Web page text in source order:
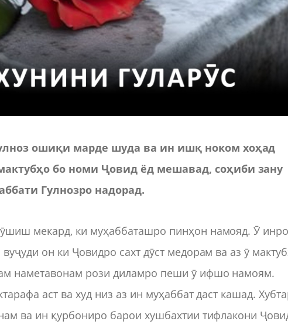
ошиқи марде шуда ва ин ишқ ноком хоҳад
бо номи Ҷовид ёд мешавад, соҳиби зану
Гулнозро надорад.
мекард, ки муҳаббаташро пинҳон намояд. Ӯ инро
он ки Ҷовидро сахт дӯст медорам ва аз ӯ
наметавонам рози диламро пеши ӯ ифшо намоям.
аст ва худ низ аз ин муҳаббат даст кашад.
ва ин қурбониро барои хушбахтии тифлакони